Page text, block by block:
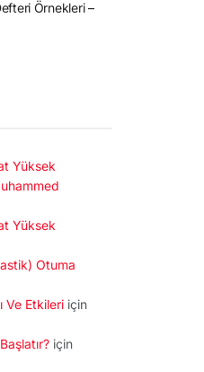
Örnekleri –
Yüksek
Yüksek
Otuma
Ve Etkileri için
için